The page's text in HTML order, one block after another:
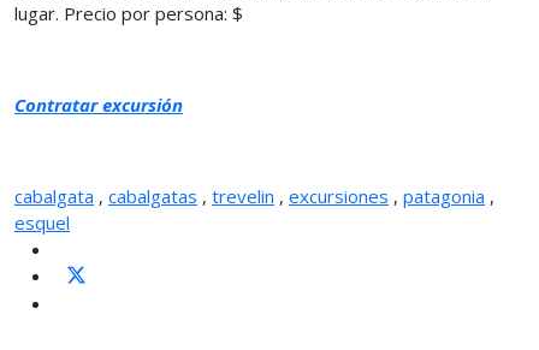
lugar. Precio por persona: $
Contratar excursión
cabalgata , cabalgatas , trevelin , excursiones , patagonia ,
esquel